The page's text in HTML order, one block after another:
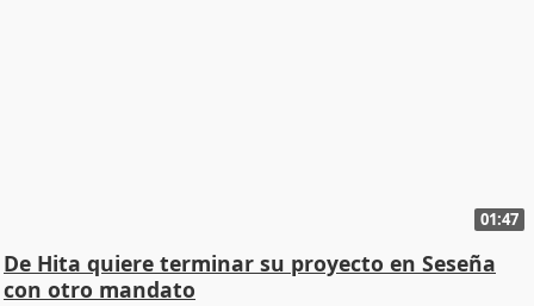
01:47
De Hita quiere terminar su proyecto en Seseña
con otro mandato